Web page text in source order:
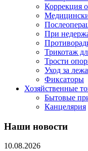
Коррекция
При
Трикотаж
Трости
Уход за
Фиксаторы
Хозяйственные
Бытовые
Канцелярия
Наши новости
10.08.2026